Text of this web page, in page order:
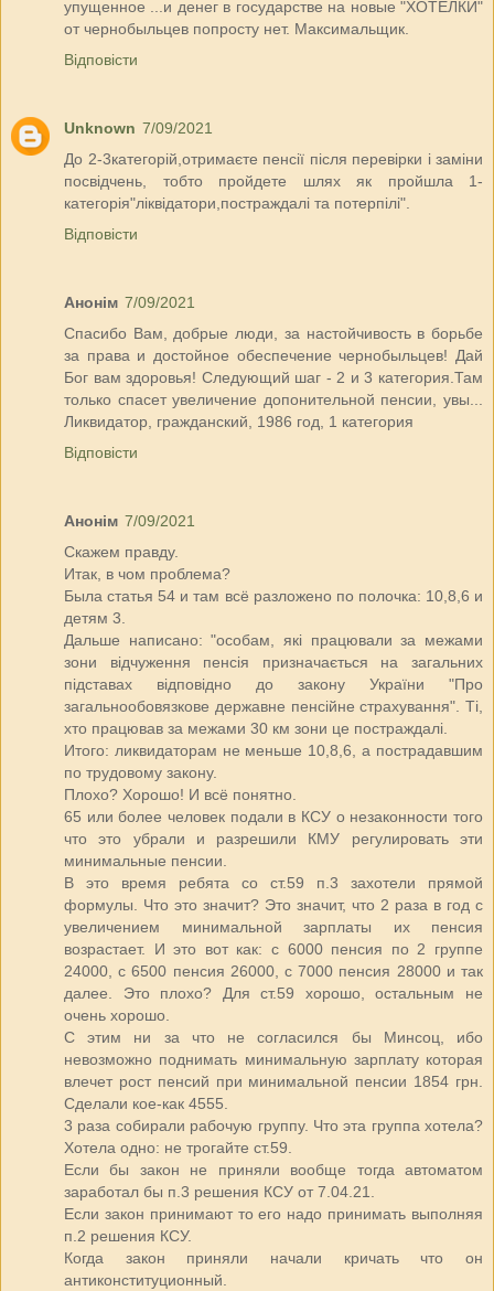
упущенное ...и денег в государстве на новые "ХОТЕЛКИ"
от чернобыльцев попросту нет. Максимальщик.
Відповісти
Unknown 7/09/2021
До 2-3категорій,отримаєте пенсії після перевірки і заміни
посвідчень, тобто пройдете шлях як пройшла 1-
категорія"ліквідатори,постраждалі та потерпілі".
Відповісти
Анонім 7/09/2021
Спасибо Вам, добрые люди, за настойчивость в борьбе
за права и достойное обеспечение чернобыльцев! Дай
Бог вам здоровья! Следующий шаг - 2 и 3 категория.Там
только спасет увеличение допонительной пенсии, увы...
Ликвидатор, гражданский, 1986 год, 1 категория
Відповісти
Анонім 7/09/2021
Скажем правду.
Итак, в чом проблема?
Была статья 54 и там всё разложено по полочка: 10,8,6 и
детям 3.
Дальше написано: "особам, які працювали за межами
зони відчуження пенсія призначається на загальних
підставах відповідно до закону України "Про
загальнообовязкове державне пенсійне страхування". Ті,
хто працював за межами 30 км зони це постраждалі.
Итого: ликвидаторам не меньше 10,8,6, а пострадавшим
по трудовому закону.
Плохо? Хорошо! И всё понятно.
65 или более человек подали в КСУ о незаконности того
что это убрали и разрешили КМУ регулировать эти
минимальные пенсии.
В это время ребята со ст.59 п.3 захотели прямой
формулы. Что это значит? Это значит, что 2 раза в год с
увеличением минимальной зарплаты их пенсия
возрастает. И это вот как: с 6000 пенсия по 2 группе
24000, с 6500 пенсия 26000, с 7000 пенсия 28000 и так
далее. Это плохо? Для ст.59 хорошо, остальным не
очень хорошо.
С этим ни за что не согласился бы Минсоц, ибо
невозможно поднимать минимальную зарплату которая
влечет рост пенсий при минимальной пенсии 1854 грн.
Сделали кое-как 4555.
3 раза собирали рабочую группу. Что эта группа хотела?
Хотела одно: не трогайте ст.59.
Если бы закон не приняли вообще тогда автоматом
заработал бы п.3 решения КСУ от 7.04.21.
Если закон принимают то его надо принимать выполняя
п.2 решения КСУ.
Когда закон приняли начали кричать что он
антиконституционный.